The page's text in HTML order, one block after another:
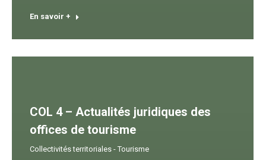
En savoir +
COL 4 – Actualités juridiques des
offices de tourisme
Collectivités territoriales - Tourisme